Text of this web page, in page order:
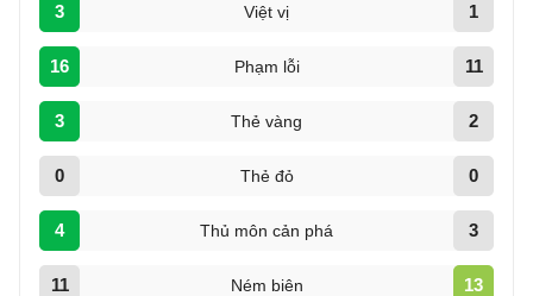
3 Việt vị 1
16 Phạm lỗi 11
3 Thẻ vàng 2
0 Thẻ đỏ 0
4 Thủ môn cản phá 3
11 Ném biên 13